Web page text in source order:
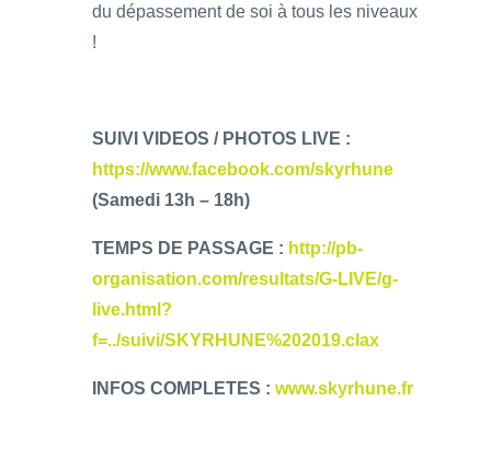
du dépassement de soi à tous les niveaux
!
SUIVI VIDEOS / PHOTOS LIVE :
https://www.facebook.com/skyrhune
(Samedi 13h – 18h)
TEMPS DE PASSAGE : http://pb-
organisation.com/resultats/G-LIVE/g-
live.html?
f=../suivi/SKYRHUNE%202019.clax
INFOS COMPLETES : www.skyrhune.fr